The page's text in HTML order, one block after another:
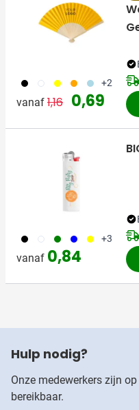
001 002 006 007 018 +2
vanaf Normale prijs
1,16 Speciale prijs
0,69
001 310 004 005 006 +3
vanaf 0,84
Hulp nodig?
Onze medewerkers zijn
bereikbaar.